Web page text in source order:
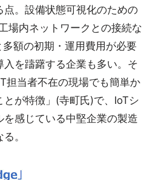
。設備状態可視化のための
場内ネットワークとの接続な
額の初期・運用費用が必要
入を躊躇する企業も多い。そ
担当者不在の現場でも簡単か
が特徴」(寺町氏)で、IoTシ
を感じている中堅企業の製造
。